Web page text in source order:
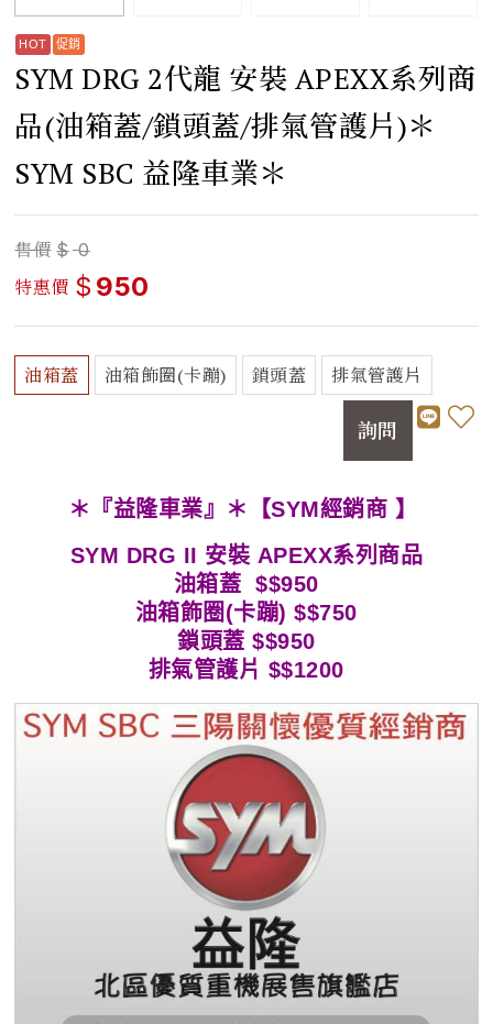
SYM DRG 2代龍 安裝 APEXX系列商
品(油箱蓋/鎖頭蓋/排氣管護片)＊
SYM SBC 益隆車業＊
售價 $ 0
特惠價 $ 950
油箱蓋 油箱飾圈(卡蹦) 鎖頭蓋 排氣管護片
詢問
＊『益隆車業』＊【SYM經銷商 】
SYM DRG II 安裝 APEXX系列商品
油箱蓋 $$950
油箱飾圈(卡蹦) $$750
鎖頭蓋 $$950
排氣管護片 $$1200